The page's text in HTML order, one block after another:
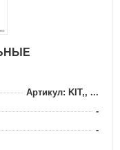
Артикул: KIT,, ...
-
-